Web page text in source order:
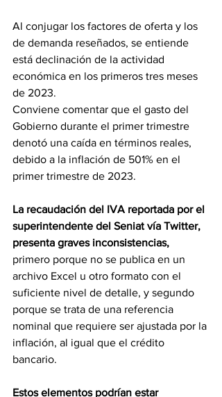
Al conjugar los factores de oferta y los
de demanda reseñados, se entiende
está declinación de la actividad
económica en los primeros tres meses
de 2023.
Conviene comentar que el gasto del
Gobierno durante el primer trimestre
denotó una caída en términos reales,
debido a la inflación de 501% en el
primer trimestre de 2023.
La recaudación del IVA reportada por el
superintendente del Seniat vía Twitter,
presenta graves inconsistencias,
primero porque no se publica en un
archivo Excel u otro formato con el
suficiente nivel de detalle, y segundo
porque se trata de una referencia
nominal que requiere ser ajustada por la
inflación, al igual que el crédito
bancario.
Estos elementos podrían estar